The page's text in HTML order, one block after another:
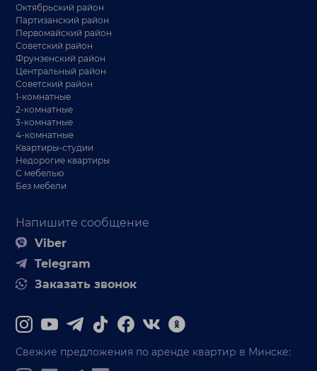
Напишите сообщение
Viber
Telegram
Заказать звонок
Октябрьский район
Партизанский район
Первомайский район
Советский район
Фрунзенский район
Центральный район
Советский район
1-комнатные
2-комнатные
3-комнатные
4-комнатные
Квартиры-студии
Недорогие квартиры
С мебелью
Без мебели
Свежие предложения по аренде квартир в Минске: